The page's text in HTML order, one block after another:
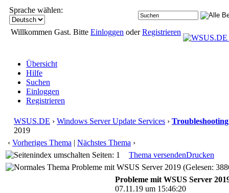
Sprache wählen:
Willkommen Gast. Bitte Einloggen oderRegistrieren
Übersicht
Hilfe
Suchen
Einloggen
Registrieren
WSUS.DE › Windows Server Update Services › Troubleshooting
2019
‹ Vorheriges Thema | Nächstes Thema ›
Seiten: 1
Thema versendenDrucken
Probleme mit WSUS Server 2019 (Gelesen:
Probleme mit WSUS Server
07.11.19 um 15:46:20